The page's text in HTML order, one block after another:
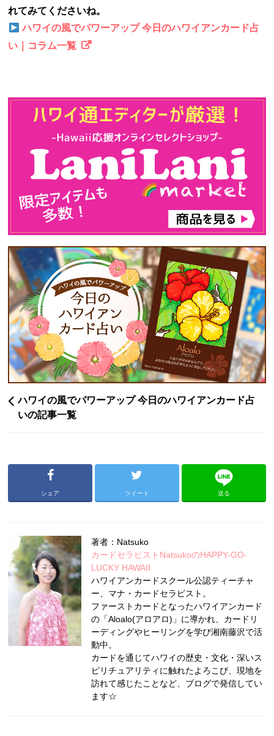
れてみてくださいね。
ハワイの風でパワーアップ 今日のハワイアンカード占
い｜コラム一覧
ハワイの風でパワーアップ 今日のハワイアンカード占
いの記事一覧
シェア ツイート 送る
著者：Natsuko
カードセラピストNatsukoのHAPPY-GO-
LUCKY HAWAII
ハワイアンカードスクール公認ティーチャ
ー、マナ・カードセラピスト。
ファーストカードとなったハワイアンカード
の「Aloalo(アロアロ)」に導かれ、カードリ
ーディングやヒーリングを学び湘南藤沢で活
動中。
カードを通じてハワイの歴史・文化・深いス
ピリチュアリティに触れたよろこび、現地を
訪れて感じたことなど、ブログで発信してい
ます☆